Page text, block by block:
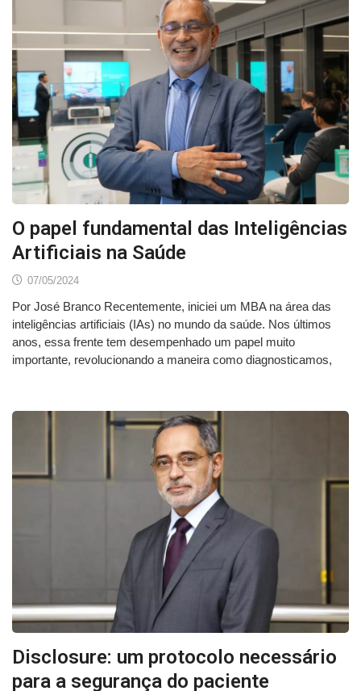
O papel fundamental das Inteligências
Artificiais na Saúde
07/05/2024
Por José Branco Recentemente, iniciei um MBA na área das
inteligências artificiais (IAs) no mundo da saúde. Nos últimos
anos, essa frente tem desempenhado um papel muito
importante, revolucionando a maneira como diagnosticamos,
Disclosure: um protocolo necessário
para a segurança do paciente